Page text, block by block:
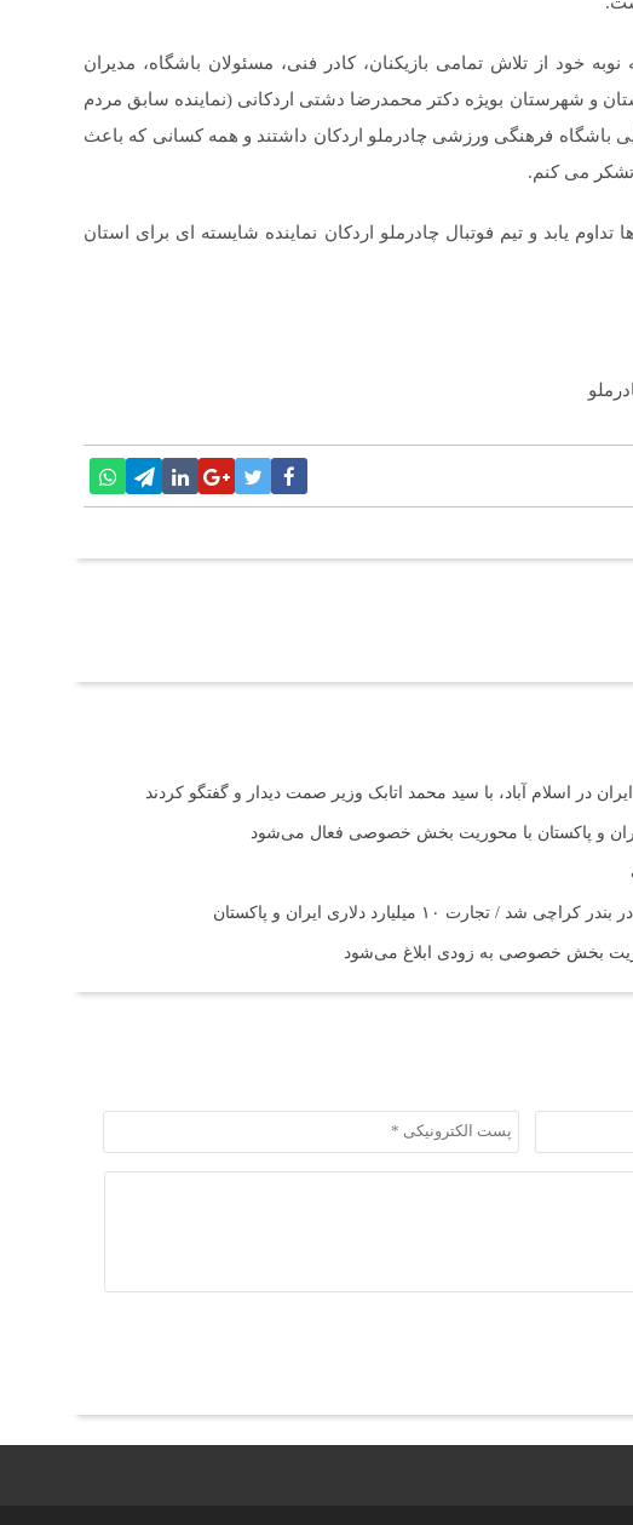
خود از تلاش تمامی بازیکنان، کادر فنی، مسئولان باشگاه، مدیران
و شهرستان بویژه دکتر محمدرضا دشتی اردکانی (نماینده سابق مردم
باشگاه فرهنگی ورزشی چادرملو اردکان داشتند و همه کسانی که باعث
می کنم.
تداوم یابد و تیم فوتبال چادرملو اردکان نماینده شایسته ای برای استان
در اسلام آباد، با سید محمد اتابک وزیر صمت دیدار و گفتگو کردند
و پاکستان با محوریت بخش خصوصی فعال می‌شود
۱۰ میلیارد دلاری ایران و پاکستان
بخش خصوصی به زودی ابلاغ می‌شود